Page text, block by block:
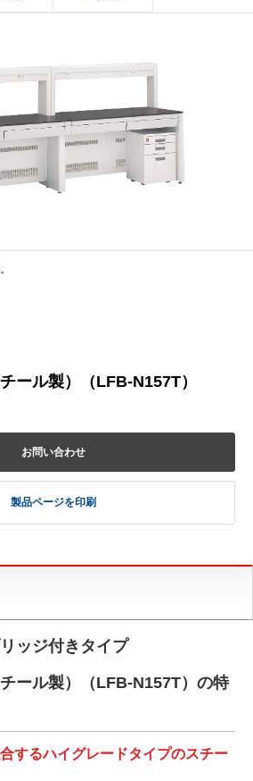
ール製）（LFB-N157T）
お問い合わせ
製品ページを印刷
ッジ付きタイプ
ール製）（LFB-N157T）の特
するハイグレードタイプのスチー